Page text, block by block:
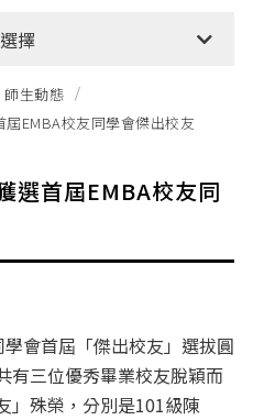
選擇
部消息
招生公告
公告
動態
師生動態
EMBA校友同學會傑出校友
選首屆EMBA校友同
會首屆「傑出校友」選拔圓
有三位優秀畢業校友脫穎而
」殊榮，分別是101級陳